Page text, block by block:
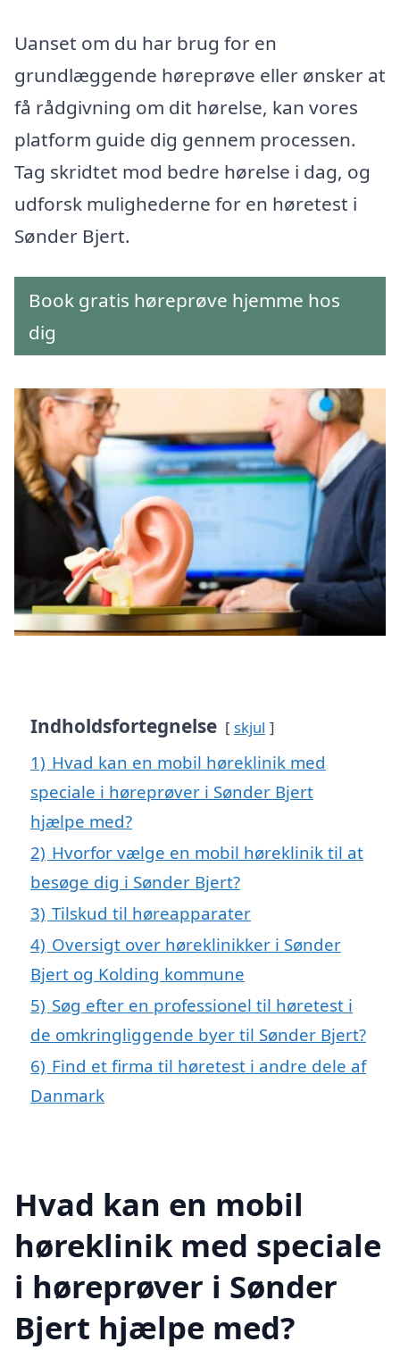
Uanset om du har brug for en
grundlæggende høreprøve eller ønsker at
få rådgivning om dit hørelse, kan vores
platform guide dig gennem processen.
Tag skridtet mod bedre hørelse i dag, og
udforsk mulighederne for en høretest i
Sønder Bjert.
Book gratis høreprøve hjemme hos
dig
Indholdsfortegnelse skjul
1) Hvad kan en mobil høreklinik med
speciale i høreprøver i Sønder Bjert
hjælpe med?
2) Hvorfor vælge en mobil høreklinik til at
besøge dig i Sønder Bjert?
3) Tilskud til høreapparater
4) Oversigt over høreklinikker i Sønder
Bjert og Kolding kommune
5) Søg efter en professionel til høretest i
de omkringliggende byer til Sønder Bjert?
6) Find et firma til høretest i andre dele af
Danmark
Hvad kan en mobil
høreklinik med speciale
i høreprøver i Sønder
Bjert hjælpe med?